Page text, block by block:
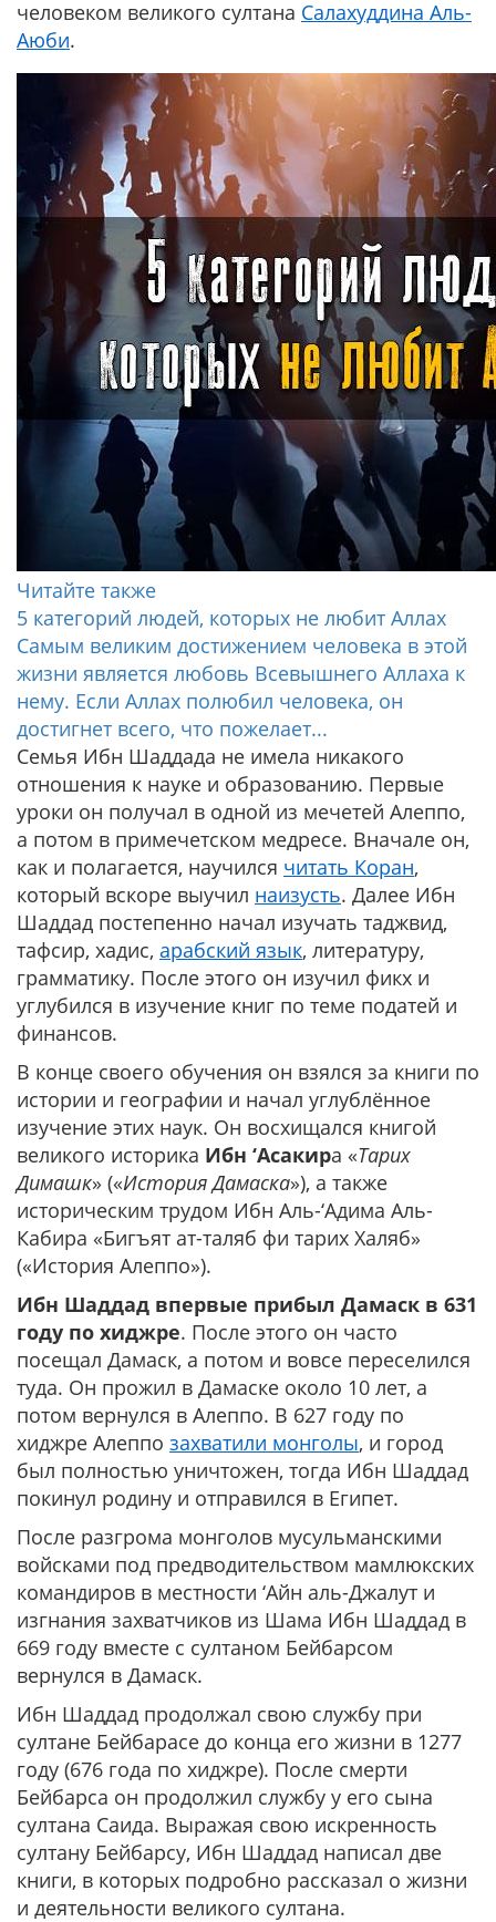
человеком великого султана Салахуддина Аль-
Аюби.
Читайте также
5 категорий людей, которых не любит Аллах
Самым великим достижением человека в этой
жизни является любовь Всевышнего Аллаха к
нему. Если Аллах полюбил человека, он
достигнет всего, что пожелает...
Семья Ибн Шаддада не имела никакого
отношения к науке и образованию. Первые
уроки он получал в одной из мечетей Алеппо,
а потом в примечетском медресе. Вначале он,
как и полагается, научился читать Коран,
который вскоре выучил наизусть. Далее Ибн
Шаддад постепенно начал изучать таджвид,
тафсир, хадис, арабский язык, литературу,
грамматику. После этого он изучил фикх и
углубился в изучение книг по теме податей и
финансов.
В конце своего обучения он взялся за книги по
истории и географии и начал углублённое
изучение этих наук. Он восхищался книгой
великого историка Ибн ‘Асакира «Тарих
Димашк» («История Дамаска»), а также
историческим трудом Ибн Аль-‘Адима Аль-
Кабира «Бигъят ат-таляб фи тарих Халяб»
(«История Алеппо»).
Ибн Шаддад впервые прибыл Дамаск в 631
году по хиджре. После этого он часто
посещал Дамаск, а потом и вовсе переселился
туда. Он прожил в Дамаске около 10 лет, а
потом вернулся в Алеппо. В 627 году по
хиджре Алеппо захватили монголы, и город
был полностью уничтожен, тогда Ибн Шаддад
покинул родину и отправился в Египет.
После разгрома монголов мусульманскими
войсками под предводительством мамлюкских
командиров в местности ‘Айн аль-Джалут и
изгнания захватчиков из Шама Ибн Шаддад в
669 году вместе с султаном Бейбарсом
вернулся в Дамаск.
Ибн Шаддад продолжал свою службу при
султане Бейбарасе до конца его жизни в 1277
году (676 года по хиджре). После смерти
Бейбарса он продолжил службу у его сына
султана Саида. Выражая свою искренность
султану Бейбарсу, Ибн Шаддад написал две
книги, в которых подробно рассказал о жизни
и деятельности великого султана.